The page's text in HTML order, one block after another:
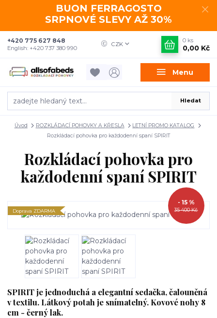
BUON FERRAGOSTO
SRPNOVÉ SLEVY AŽ 30%
Menu
CZK
Hledat
+420 775 627 848
English: +420 737 380 990
0 ks
0,00 Kč
Úvod ROZKLÁDACÍ POHOVKY A KŘESLA
LETNÍ PROMO KATALOG
Rozkládací pohovka pro každodenní spaní SPIRIT
Rozkládací pohovka pro
každodenní spaní SPIRIT
Doprava ZDARMA 35 400 Kč
- 15 %
SPIRIT je jednoduchá a elegantní sedačka, čalouněná
v textilu. Látkový potah je snímatelný. Kovové nohy 8
cm - černý lak.